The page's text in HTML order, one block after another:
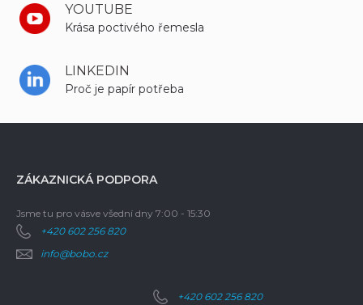
YOUTUBE
Krása poctivého řemesla
LINKEDIN
Proč je papír potřeba
ZÁKAZNICKÁ PODPORA
Jsme tu pro vásve všední dny 7:00 - 15:30
+420 602 256 820
info@bobo.cz
+420 602 256 820